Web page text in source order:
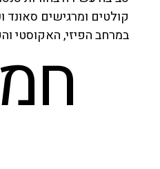
קולטים ומרגישים סאונד
במרחב הפיזי, האקוסטי